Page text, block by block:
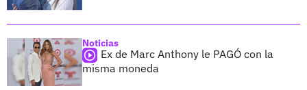
Noticias
Ex de Marc Anthony le PAGÓ con la
misma moneda